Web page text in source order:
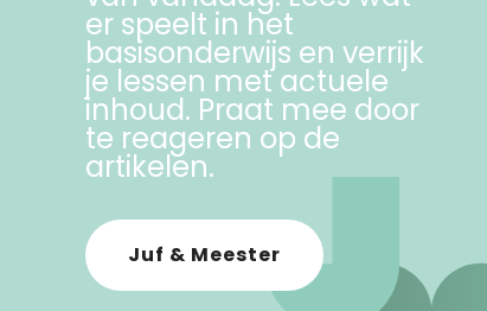
er speelt in het
basisonderwijs en verrijk
je lessen met actuele
inhoud. Praat mee door
te reageren op de
artikelen.
Juf & Meester